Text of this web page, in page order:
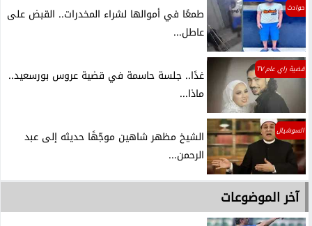
حوادث
طمعًا في أموالها لشراء المخدرات.. القبض على
عاطل...
قضية راي عام TV
غدًا.. جلسة حاسمة في قضية عروس بورسعيد..
ماذا...
السوشيال
الشيخ مظهر شاهين موجّهًا حديثه إلى عبد
الرحمن...
آخر الموضوعات